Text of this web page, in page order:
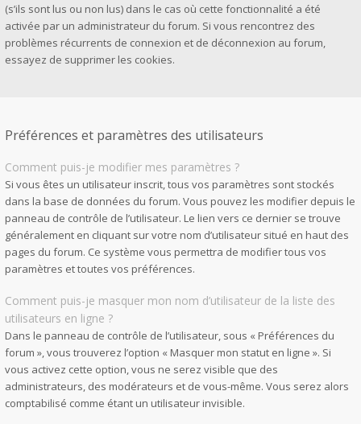
(s’ils sont lus ou non lus) dans le cas où cette fonctionnalité a été
activée par un administrateur du forum. Si vous rencontrez des
problèmes récurrents de connexion et de déconnexion au forum,
essayez de supprimer les cookies.
Préférences et paramètres des utilisateurs
Comment puis-je modifier mes paramètres ?
Si vous êtes un utilisateur inscrit, tous vos paramètres sont stockés
dans la base de données du forum. Vous pouvez les modifier depuis le
panneau de contrôle de l’utilisateur. Le lien vers ce dernier se trouve
généralement en cliquant sur votre nom d’utilisateur situé en haut des
pages du forum. Ce système vous permettra de modifier tous vos
paramètres et toutes vos préférences.
Comment puis-je masquer mon nom d’utilisateur de la liste des
utilisateurs en ligne ?
Dans le panneau de contrôle de l’utilisateur, sous « Préférences du
forum », vous trouverez l’option « Masquer mon statut en ligne ». Si
vous activez cette option, vous ne serez visible que des
administrateurs, des modérateurs et de vous-même. Vous serez alors
comptabilisé comme étant un utilisateur invisible.